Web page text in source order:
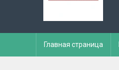
Главная страница